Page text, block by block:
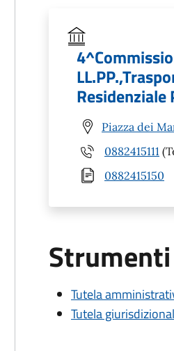
Piazza dei
0882415111
0882415150
Tutela
Tutela